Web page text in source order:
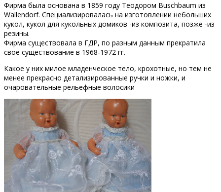
Фирма была основана в 1859 году Теодором Buschbaum из
Wallendorf. Специализировалась на изготовлении небольших
кукол, кукол для кукольных домиков -из композита, позже -из
резины.
Фирма существовала в ГДР, по разным данным прекратила
свое существование в 1968-1972 гг.
Какое у них милое младенческое тело, крохотные, но тем не
менее прекрасно детализированные ручки и ножки, и
очаровательные рельефные волосики